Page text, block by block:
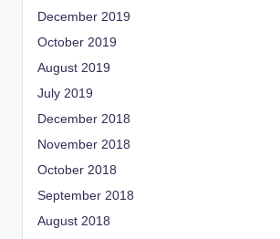
December 2019
October 2019
August 2019
July 2019
December 2018
November 2018
October 2018
September 2018
August 2018